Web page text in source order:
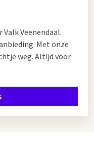
Veenendaal.
Met onze
weg. Altijd voor